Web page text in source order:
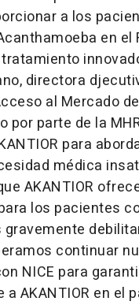
a los
en el
, directora
al Mercado
por parte de la
para
médica
AKANTIOR
los pacientes
continuar
NICE para
AKANTIOR en el